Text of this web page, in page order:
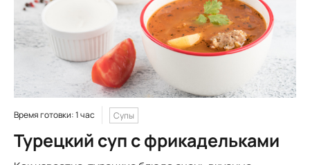
Время готовки: 1 час Супы
Турецкий суп с фрикадельками